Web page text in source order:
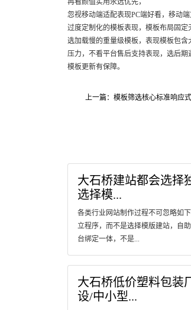
再看颜值实用永远优先，
忽视移动端适配表现PC端好看，移动
过度定制化的模板表现，模板布局固定
选加载慢的重量级模板，表现模板包
压力，不看平台售后支持表现，选后期
模板更新有保障。
上一篇：模板筛选核心标准响应
大石桥建站都会选择
选择模...
各类行业网站制作过程不可忽略如
立程序，而不是选择模版建站，自
台绑定一体，不是...
大石桥低价塑料包装
设/中小型...